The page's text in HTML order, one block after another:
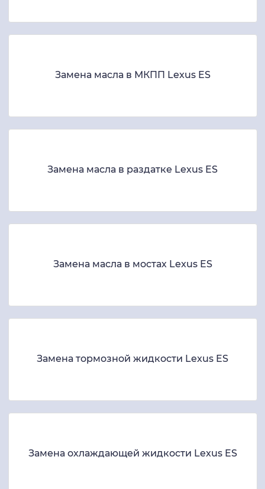
Замена масла в МКПП Lexus ES
Замена масла в раздатке Lexus ES
Замена масла в мостах Lexus ES
Замена тормозной жидкости Lexus ES
Замена охлаждающей жидкости Lexus ES